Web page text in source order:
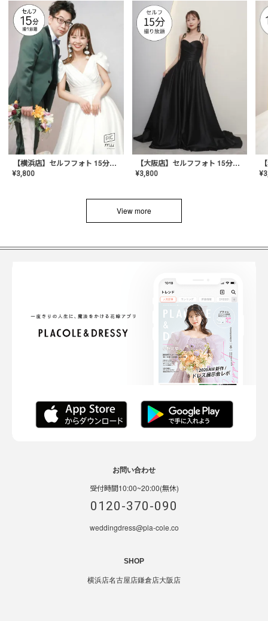
【横浜店】セルフフォト 15分撮り放題プラン
¥3,800
【大阪店】セルフフォト 15分撮り放題プラン
¥3,800 ¥
View more
お問い合わせ
受付時間10:00~20:00(無休)
0120-370-090
weddingdress@pla-cole.co
SHOP
横浜店名古屋店鎌倉店大阪店